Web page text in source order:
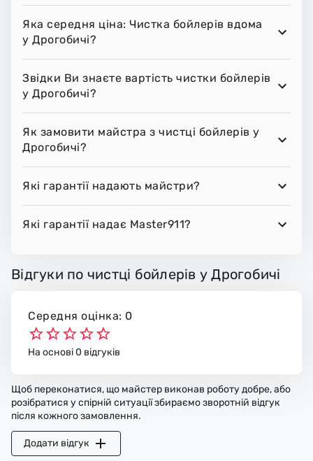
Яка середня ціна: Чистка бойлерів вдома
у Дрогобичі?
Звідки Ви знаєте вартість чистки бойлерів
у Дрогобичі?
Як замовити майстра з чистці бойлерів у
Дрогобичі?
Які гарантії надають майстри?
Які гарантії надає Master911?
Відгуки по чистці бойлерів у Дрогобичі
Середня оцінка: 0
На основі 0 відгуків
Щоб переконатися, що майстер виконав роботу добре, або
розібратися у спірній ситуації збираємо зворотній відгук
після кожного замовлення.
Додати відгук